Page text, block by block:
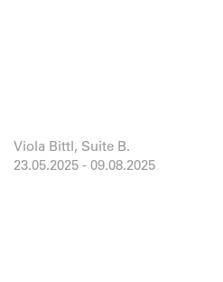
Viola Bittl, Suite B.
23.05.2025 - 09.08.2025